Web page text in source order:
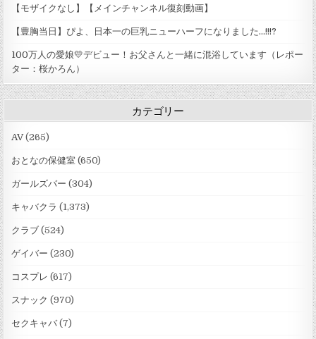
【モザイクなし】【メインチャンネル復刻動画】
【豊胸当日】ぴよ、日本一の巨乳ニューハーフになりました…!!!?
100万人の愛娘💛デビュー！お父さんと一緒に混浴しています（レポー
ター：桜かろん）
カテゴリー
AV(265)
おとなの保健室 (650)
ガールズバー (304)
キャバクラ (1,373)
クラブ (524)
ゲイバー (230)
コスプレ (617)
スナック (970)
セクキャバ (7)